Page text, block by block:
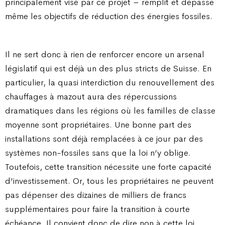
même les objectifs de réduction des énergies fossiles.
Il ne sert donc à rien de renforcer encore un arsenal
législatif qui est déjà un des plus stricts de Suisse. En
particulier, la quasi interdiction du renouvellement des
chauffages à mazout aura des répercussions
dramatiques dans les régions où les familles de classe
moyenne sont propriétaires. Une bonne part des
installations sont déjà remplacées à ce jour par des
systèmes non-fossiles sans que la loi n’y oblige.
Toutefois, cette transition nécessite une forte capacité
d’investissement. Or, tous les propriétaires ne peuvent
pas dépenser des dizaines de milliers de francs
supplémentaires pour faire la transition à courte